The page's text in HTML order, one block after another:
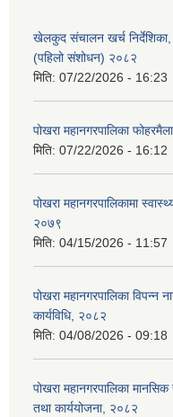
खेलकुद संचालन खर्च निर्देशिका,
(पहिलो संशोधन) २०८२
मिति: 07/22/2026 - 16:23
पोखरा महानगरपालिका
मिति: 07/22/2026 - 16:12
पोखरा महानगरपालिकामा
२०७९
मिति: 04/15/2026 - 11:57
पोखरा महानगरपालिका विपन्न
कार्यविधि, २०८२
मिति: 04/08/2026 - 09:18
पोखरा महानगरपालिका
तथा कार्ययोजना, २०८२